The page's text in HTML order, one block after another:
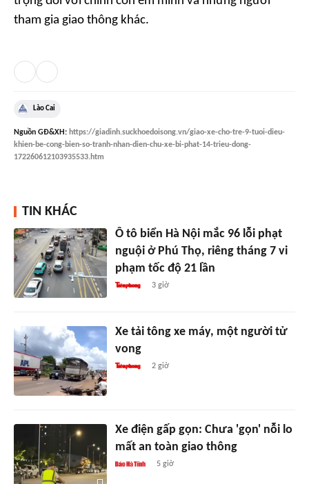
tham gia giao thông khác.
Lào Cai
Nguồn GĐ&XH: https://giadinh.suckhoedoisong.vn/giao-xe-cho-tre-9-tuoi-dieu-
khien-be-cong-bien-so-tranh-nhan-dien-chu-xe-bi-phat-14-trieu-dong-
172260612103935533.htm
TIN KHÁC
Ô tô biển Hà Nội mắc 96 lỗi phạt
nguội ở Phú Thọ, riêng tháng 7 vi
phạm tốc độ 21 lần
3 giờ
Xe tải tông xe máy, một người tử
vong
2 giờ
Xe điện gấp gọn: Chưa 'gọn' nỗi lo
mất an toàn giao thông
5 giờ